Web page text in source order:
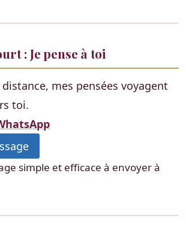
: Je pense à toi
mes pensées voyagent
toi.
simple et efficace à envoyer à